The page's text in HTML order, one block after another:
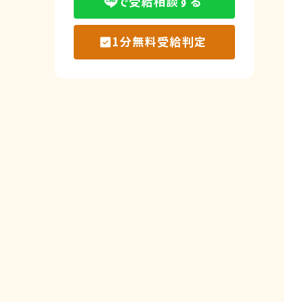
1分無料受給判定